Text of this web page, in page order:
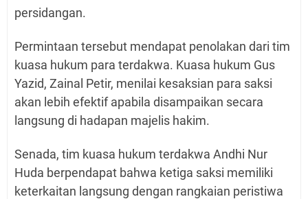
persidangan.
Permintaan tersebut mendapat penolakan dari tim
kuasa hukum para terdakwa. Kuasa hukum Gus
Yazid, Zainal Petir, menilai kesaksian para saksi
akan lebih efektif apabila disampaikan secara
langsung di hadapan majelis hakim.
Senada, tim kuasa hukum terdakwa Andhi Nur
Huda berpendapat bahwa ketiga saksi memiliki
keterkaitan langsung dengan rangkaian peristiwa